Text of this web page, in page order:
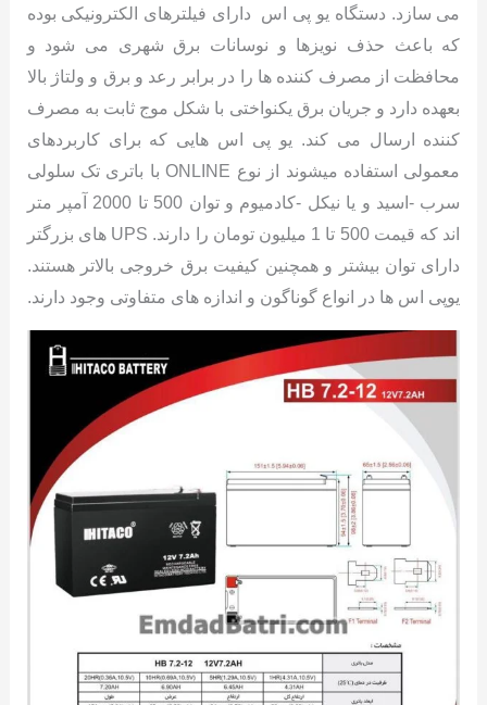
می سازد. دستگاه یو پی اس دارای فیلترهای الکترونیکی بوده
که باعث حذف نویزها و نوسانات برق شهری می شود و
محافظت از مصرف کننده ها را در برابر رعد و برق و ولتاژ بالا
بعهده دارد و جریان برق یکنواختی با شکل موج ثابت به مصرف
کننده ارسال می کند. یو پی اس هایی که برای کاربردهای
معمولی استفاده میشوند از نوع ONLINE با باتری تک سلولی
سرب -اسید و یا نیکل -کادمیوم و توان 500 تا 2000 آمپر متر
اند که قیمت 500 تا 1 میلیون تومان را دارند. UPS های بزرگتر
دارای توان بیشتر و همچنین کیفیت برق خروجی بالاتر هستند.
یوپی اس ها در انواع گوناگون و اندازه های متفاوتی وجود دارند.